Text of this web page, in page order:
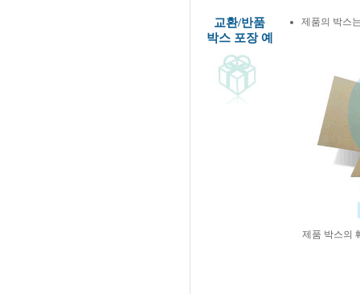
교환/반품
박스 포장 예
제품의 박스
제품 박스의